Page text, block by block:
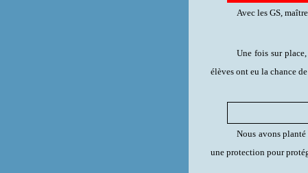
Avec les GS,
Une fois sur
élèves ont eu la chance
Nous avons
une protection pour